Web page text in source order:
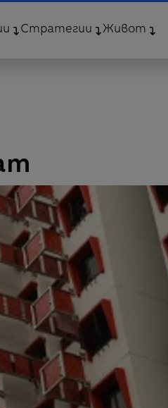
Стратегии Живот